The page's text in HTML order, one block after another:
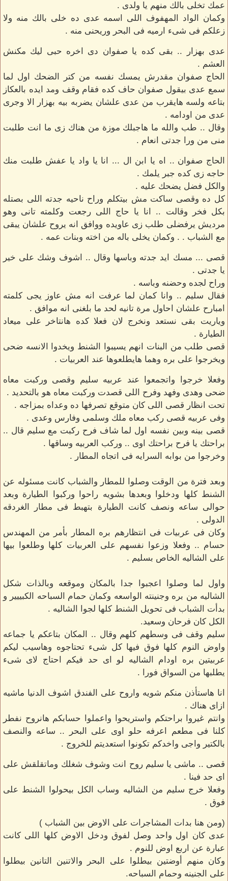
عمك تخلى بالك منهم يا ولدى .
وكمان الواد المهفوف اللى اسمه عدى ده خلى بالك منه ولا
زعلكم فى شىء ارميه فى البحر وريحنى منه .
عدى بهزار .. بقى كده يا صفوان دى اخره حبى ليك مكنش
العشم .
الحاج صفوان مقدرش يمسك نفسه من كتر الضحك اول لما
سمع عدى بيقول صفوان حاف كده فقام وقف ومد ايده بالعكاز
بتاعه ولسه هايقرب من عدى علشان يضربه بيه بهزار الا وجرى
عدى من اودامه .
وقال .. طب والله ما هاجبلك موزة من هناك زى ما انت طلبت
منى من ورا جدتى انعام .
الحاج صفوان .. اه يا ابن ال ... انا يا واد يا عفش طلبت منك
حاجه زى كده جبر يلمك .
والكل فضل يضحك عليه .
كل ده وقصى ساكت مش بيتكلم وراح ناحيه جدته اللى بصتله
بكل فخر وقالت .. انا يا حاج اللى رجعت وكلمته تانى وهو
مرديش يرفضلى طلب زى عاويده ووافق انه يروح علشان يبقى
مع الشباب . . وكمان يخلى باله من اخته وبنات عمه .
قصى ... مسك ايد جدته وباسها وقال .. اشوف وشك على خير
يا جدتى .
وراح لجده وحضنه وباسه .
فقال سليم .. وانا كمان لما عرفت انه مش عاوز يجى كلمته
امبارح علشان احاول مرة تانيه لحد ما بلغنى انه موافق .
وياريت بقى نستعد ونخرج لان فعلا كده هانتاخر على ميعاد
الطيارة .
قصى طلب من البنات انهم يسيبوا الشنط ويخدوا الانسه ضحى
ويخرجوا على بره وهما هايطلعوها عند العربيات .
وفعلا خرجوا واتجمعوا عند عربيه سليم وقصى وركبت معاه
ضحى وهدى وفهد وفرح اللى قصدت وركبت معاه هو بالتحديد .
تحت انظار قصى اللى كان متوقع تصرفها ده وعداه بمزاجه .
وفى عربيه قصى ركب معاه ملك وسلمى وفارس وعدى .
قصى بينه وبين نفسه اول لما شاف فرح ركبت مع سليم قال ..
براحتك يا فرح براحتك اوى .. وركب العربيه وساقها .
وخرجوا من بوابه السرايه فى اتجاه المطار .
وبعد فترة من الوقت وصلوا للمطار والشباب كانت مسئوله عن
الشنط كلها ودخلوا وبعدها بشويه راحوا وركبوا الطيارة وبعد
حوالى ساعه ونصف كانت الطيارة بتهبط فى مطار الغردقه
الدولى .
وكان فى عربيات فى انتظارهم بره المطار بأمر من المهندس
حسام .. وفعلا وزعوا نفسهم على العربيات كلها وطلعوا بيها
على الشاليه الخاص بسليم .
واول لما وصلوا اعجبوا جدا بالمكان وموقعه وبالذات شكل
الشاليه من بره وجنينته الواسعه وكمان حمام السباحه الكبييير و
بدأت الشباب فى تحويل الشنط كلها لجوا الشاليه .
الكل كان فرحان وسعيد.
سليم وقف فى وسطهم كلهم وقال .. المكان بتاعكم يا جماعه
واوض النوم كلها فوق فيها كل شىء تحتاجوه وهاسيب ليكم
عربيتين بره اودام الشاليه لو اى حد فيكم احتاج لاى شىء
يطلبها من السواق فورا .
انا هاستأذن منكم شويه واروح على الفندق اشوف الدنيا ماشيه
ازاى هناك .
وانتم غيروا براحتكم واستريحوا واعملوا حسابكم هانروح نفطر
كلنا فى مطعم اعرفه حلو اوى على البحر .. ساعه والنصف
بالكتير واجى واخدكم تكونوا استعديتم للخروج .
قصى .. ماشى يا سليم روح انت وشوف شغلك وماتقلقش على
اى حد فينا .
وفعلا خرج سليم من الشاليه وساب الكل بيحولوا الشنط على
فوق .
(ومن هنا بدات المشاجرات على الاوض بين الشباب )
عدى كان اول واحد وصل لفوق ودخل الاوض كلها اللى كانت
عبارة عن اربع اوض للنوم .
وكان منهم أوضتين بيطلوا على البحر والاتنين التانين بيطلوا
على الجنينه وحمام السباحه.